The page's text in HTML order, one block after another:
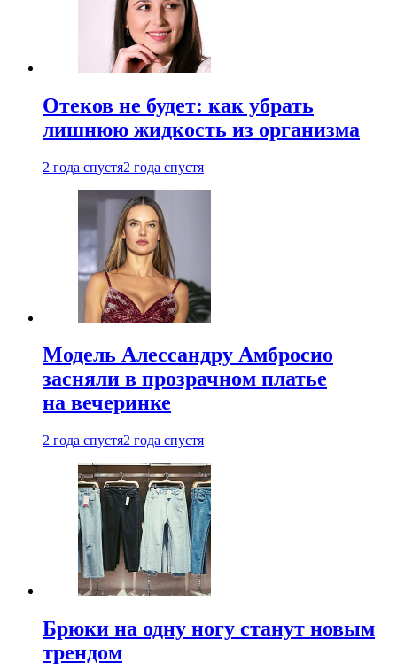
Отеков не будет: как убрать
лишнюю жидкость из организма
2 года спустя2 года спустя
Модель Алессандру Амбросио
засняли в прозрачном платье
на вечеринке
2 года спустя2 года спустя
Брюки на одну ногу станут новым
трендом